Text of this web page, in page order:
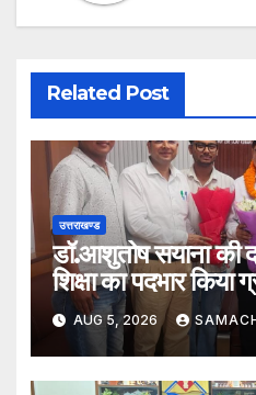
Related Post
उत्तराखण्ड
डॉ.आशुतोष सयाना की
शिक्षा का पदभार किया
AUG 5, 2026